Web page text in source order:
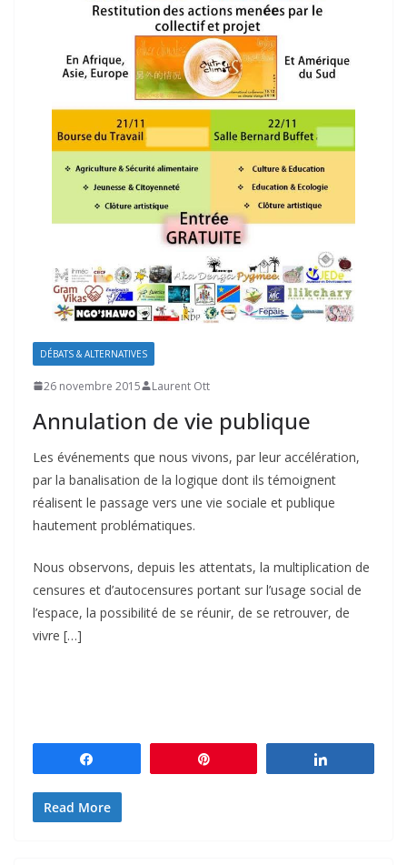
DÉBATS & ALTERNATIVES
26 novembre 2015 Laurent Ott
Annulation de vie publique
Les événements que nous vivons, par leur accélération,
par la banalisation de la logique dont ils témoignent
réalisent le passage vers une vie sociale et publique
hautement problématiques.
Nous observons, depuis les attentats, la multiplication de
censures et d’autocensures portant sur l’usage social de
l’espace, la possibilité de se réunir, de se retrouver, de
vivre […]
Read More